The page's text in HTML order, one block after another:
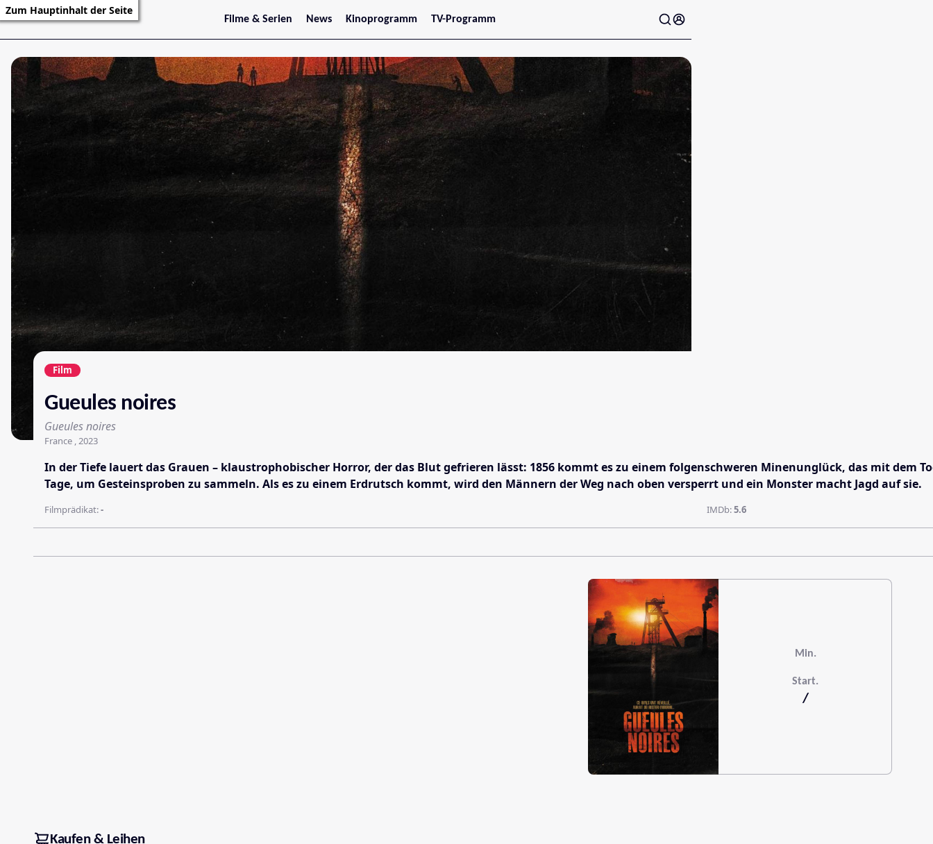
Zum Hauptinhalt der Seite
Filme & Serien
Trailer
Filmarchiv
Serienarchiv
News
Stars
Kinoprogramm
Jetzt im Kino
Wien
Niederösterreich
Oberösterreich
Steiermark
Burgenland
Kärnten
Salzburg
Tirol
Vorarlberg
TV-Programm
Film
Gueules noires
Gueules noires
France , 2023
In der Tiefe lauert das Grauen – klaustrophobischer Horror, der das Blut gefrieren lässt: 1856 kommt es zu einem folgenschweren Minenunglück, das mit dem
Tage, um Gesteinsproben zu sammeln. Als es zu einem Erdrutsch kommt, wird den Männern der Weg nach oben versperrt und ein Monster macht Jagd auf sie.
Filmprädikat:- IMDb:5.6
Min.
Start.
/
Kaufen & Leihen